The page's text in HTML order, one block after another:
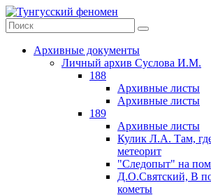
Архивные документы
Личный архив Суслова И.М.
188
Архивные листы
Архивные листы
189
Архивные листы
Кулик Л.А. Там,
метеорит
"Следопыт" на
Д.О.Святский, В
кометы